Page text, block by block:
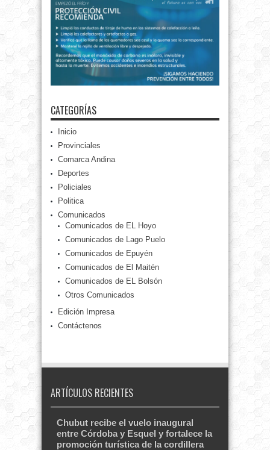
CATEGORÍAS
Inicio
Provinciales
Comarca Andina
Deportes
Policiales
Politica
Comunicados
Comunicados de EL Hoyo
Comunicados de Lago Puelo
Comunicados de Epuyén
Comunicados de El Maitén
Comunicados de EL Bolsón
Otros Comunicados
Edición Impresa
Contáctenos
ARTÍCULOS RECIENTES
Chubut recibe el vuelo inaugural
entre Córdoba y Esquel y fortalece la
promoción turística de la cordillera